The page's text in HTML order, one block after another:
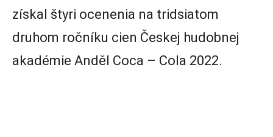
získal štyri ocenenia na tridsiatom
druhom ročníku cien Českej hudobnej
akadémie Anděl Coca – Cola 2022.